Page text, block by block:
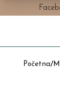
Početna/